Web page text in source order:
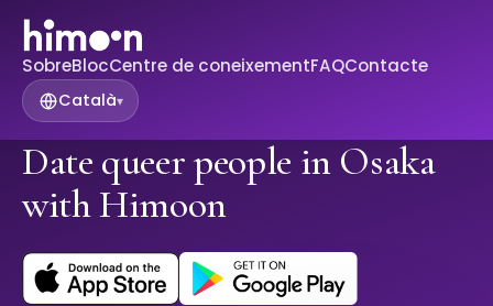
SobreBlocCentre de coneixementFAQContacte
Català▾
Date queer people in Osaka
with Himoon